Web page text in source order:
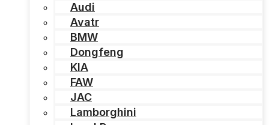
Audi
Avatr
BMW
Dongfeng
KIA
FAW
JAC
Lamborghini